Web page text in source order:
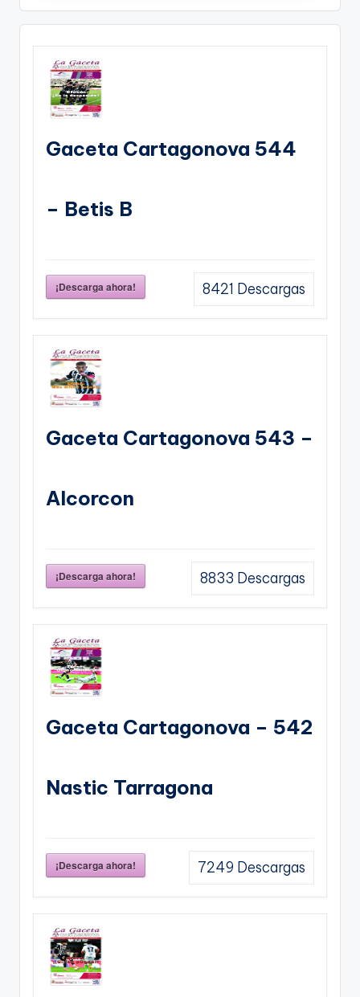
Gaceta Cartagonova 544
– Betis B
¡Descarga ahora! 8421 Descargas
Gaceta Cartagonova 543 –
Alcorcon
¡Descarga ahora! 8833 Descargas
Gaceta Cartagonova – 542
Nastic Tarragona
¡Descarga ahora! 7249 Descargas